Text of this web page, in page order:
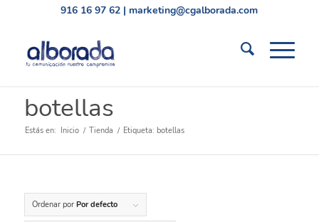
916 16 97 62 | marketing@cgalborada.com
botellas
Estás en: Inicio / Tienda / Etiqueta: botellas
Ordenar por Por defecto